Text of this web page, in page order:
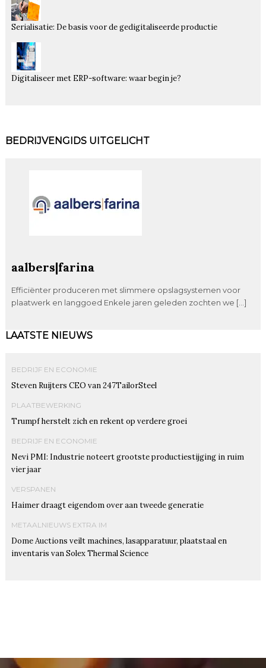
Serialisatie: De basis voor de gedigitaliseerde productie
Digitaliseer met ERP-software: waar begin je?
BEDRIJVENGIDS UITGELICHT
aalbers|farina
Efficiënter produceren met slimmere opslagsystemen voor
plaatwerk en langgoed Enkele jaren geleden zochten we […]
LAATSTE NIEUWS
BEDRIJF EN ECONOMIE
Steven Ruijters CEO van 247TailorSteel
PLAATBEWERKING
Trumpf herstelt zich en rekent op verdere groei
BEDRIJF EN ECONOMIE
Nevi PMI: Industrie noteert grootste productiestijging in ruim
vier jaar
VERSPANEN
Haimer draagt eigendom over aan tweede generatie
METAALNIEUWS EXTRA IM
Dome Auctions veilt machines, lasapparatuur, plaatstaal en
inventaris van Solex Thermal Science